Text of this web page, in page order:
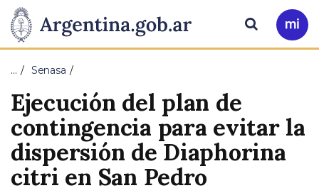
Presidencia
de
la
Nación
Pasar al contenido principal
Ir
a
Buscar
… Senasa
Ejecución del plan de
contingencia para evitar la
dispersión de Diaphorina
citri en San Pedro